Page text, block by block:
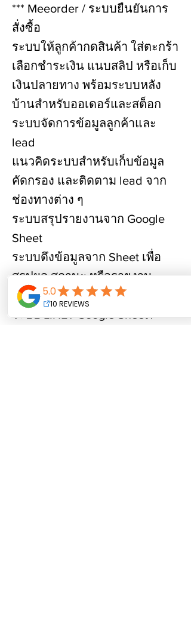
*** Meeorder / ระบบยืนยันการ
สั่งซื้อ
ระบบให้ลูกค้ากดสินค้า ใส่ตะกร้า
เลือกชำระเงิน แนบสลิป หรือเก็บ
เงินปลายทาง พร้อมระบบหลัง
บ้านสำหรับออเดอร์และสต็อก
ระบบจัดการข้อมูลลูกค้าและ
lead
แนวคิดระบบสำหรับเก็บข้อมูล
คัดกรอง และติดตาม lead จาก
ช่องทางต่าง ๆ
ระบบสรุปรายงานจาก Google
Sheet
ระบบดึงข้อมูลจาก Sheet เพื่อ
สรุปผล สถานะ หรือรายงาน
สำหรับเจ้าของธุรกิจ
ระบบ LINE / Google Sheet /